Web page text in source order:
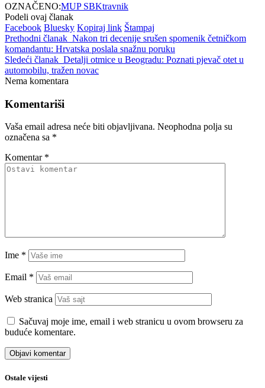
OZNAČENO:MUP SBKtravnik
Podeli ovaj članak
Facebook Bluesky Kopiraj link Štampaj
Prethodni članak Nakon tri decenije srušen spomenik četničkom
komandantu: Hrvatska poslala snažnu poruku
Sledeći članak Detalji otmice u Beogradu: Poznati pjevač otet u
automobilu, tražen novac
Nema komentara
Komentariši
Vaša email adresa neće biti objavljivana. Neophodna polja su
označena sa *
Komentar *
Ime *
Email *
Web stranica
Sačuvaj moje ime, email i web stranicu u ovom browseru za
buduće komentare.
Ostale vijesti